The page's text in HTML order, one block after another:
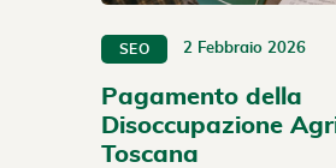
SEO 2 Febbraio 2026
Pagamento della
Disoccupazione
Toscana